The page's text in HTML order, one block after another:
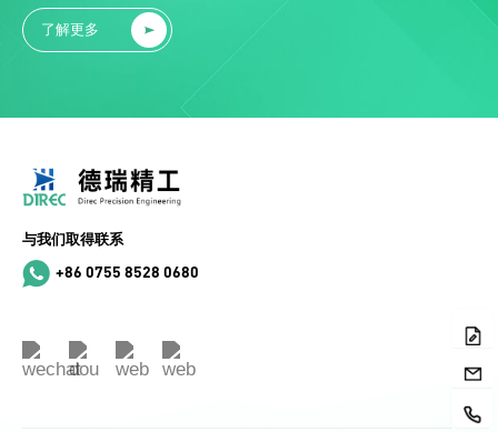
了解更多
与我们取得联系
+86 0755 8528 0680